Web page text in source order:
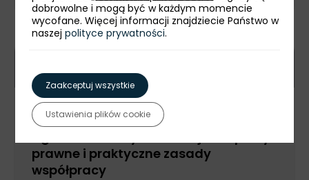
Webinarium PAIH
prawne i praktyczne zasady
współpracy
dobrowolne i mogą być w każdym momencie
wycofane. Więcej informacji znajdziecie Państwo w
naszejpolityce prywatności.
Zaakceptuj wszystkie
Ustawienia plików cookie